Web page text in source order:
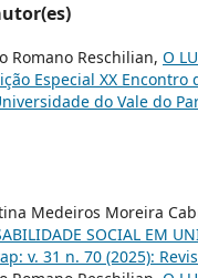
Romano Reschilian, O
Especial XX
do Vale do
Medeiros Moreira
SOCIAL EM
v. 31 n. 70 (2025):